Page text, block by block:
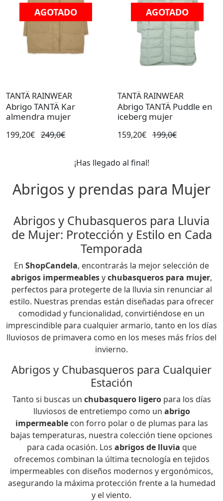
AGOTADO
TANTÄ RAINWEAR
Abrigo TANTÄ Kar
almendra mujer
199,20€ 249,0€
AGOTADO
TANTÄ RAINWEAR
Abrigo TANTÄ Puddle en
iceberg mujer
159,20€ 199,0€
¡Has llegado al final!
Abrigos y prendas para Mujer
Abrigos y Chubasqueros para Lluvia
de Mujer: Protección y Estilo en Cada
Temporada
En ShopCandela, encontrarás la mejor selección de
abrigos impermeablesychubasqueros para mujer,
perfectos para protegerte de la lluvia sin renunciar al
estilo. Nuestras prendas están diseñadas para ofrecer
comodidad y funcionalidad, convirtiéndose en un
imprescindible para cualquier armario, tanto en los días
lluviosos de primavera como en los meses más fríos del
invierno.
Abrigos y Chubasqueros para Cualquier
Estación
Tanto si buscas un chubasquero ligeropara los días
lluviosos de entretiempo como un abrigo
impermeablecon forro polar o de plumas para las
bajas temperaturas, nuestra colección tiene opciones
para cada ocasión. Los abrigos de lluvia que
ofrecemos combinan la última tecnología en tejidos
impermeables con diseños modernos y ergonómicos,
asegurando la máxima protección frente a la humedad
y el viento.